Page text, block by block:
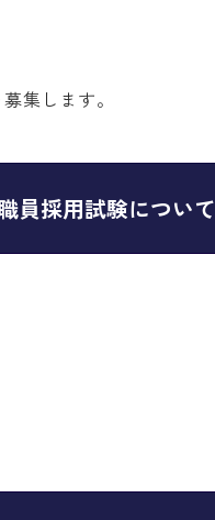
集します。
員採用試験について